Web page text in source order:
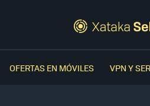
OFERTAS EN MÓVILES VPN Y